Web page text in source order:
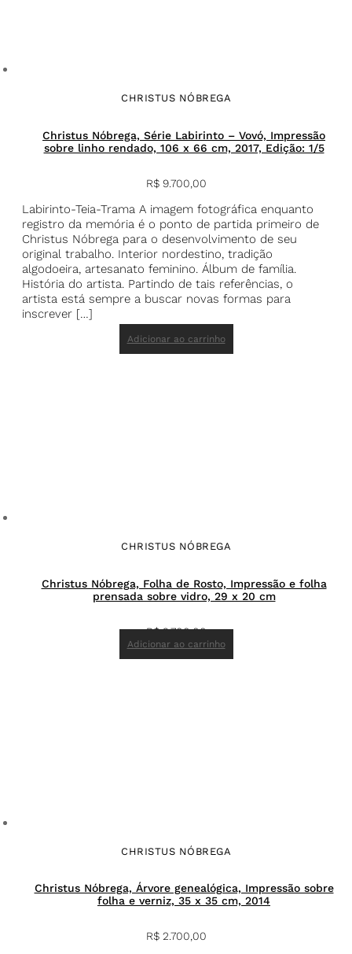
CHRISTUS NÓBREGA
Christus Nóbrega, Série Labirinto – Vovó, Impressão
sobre linho rendado, 106 x 66 cm, 2017, Edição: 1/5
R$9.700,00
Labirinto-Teia-Trama A imagem fotográfica enquanto
registro da memória é o ponto de partida primeiro de
Christus Nóbrega para o desenvolvimento de seu
original trabalho. Interior nordestino, tradição
algodoeira, artesanato feminino. Álbum de família.
História do artista. Partindo de tais referências, o
artista está sempre a buscar novas formas para
inscrever […]
Adicionar ao carrinho
CHRISTUS NÓBREGA
Christus Nóbrega, Folha de Rosto, Impressão e folha
prensada sobre vidro, 29 x 20 cm
R$2.700,00
Adicionar ao carrinho
CHRISTUS NÓBREGA
Christus Nóbrega, Árvore genealógica, Impressão sobre
folha e verniz, 35 x 35 cm, 2014
R$2.700,00